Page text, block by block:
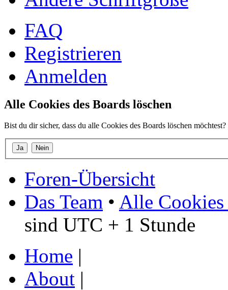
FAQ
Registrieren
Anmelden
Alle Cookies des Boards löschen
Bist du dir sicher, dass du alle Cookies des Boards löschen möchtest?
Foren-Übersicht
Das Team • Alle Cookies
sind UTC + 1 Stunde
Home |
About |